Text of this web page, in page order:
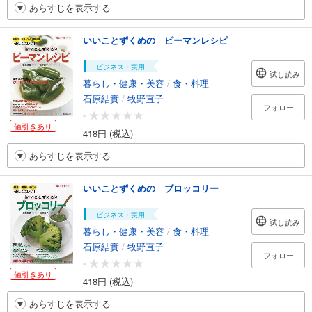
あらすじを表示する
値引きあり
いいことずくめの ピーマンレシピ
ビジネス・実用
暮らし・健康・美容 / 食・料理
石原結實 / 牧野直子
-
418円 (税込)
試し読み
フォロー
あらすじを表示する
値引きあり
いいことずくめの ブロッコリー
ビジネス・実用
暮らし・健康・美容 / 食・料理
石原結實 / 牧野直子
-
418円 (税込)
試し読み
フォロー
あらすじを表示する